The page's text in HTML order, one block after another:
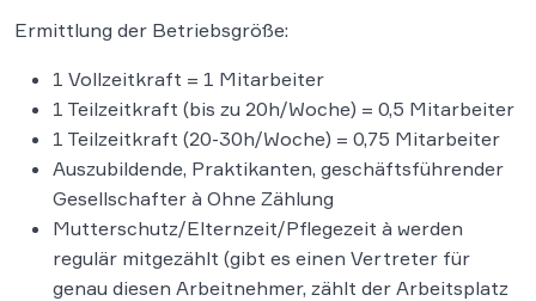
Ermittlung der Betriebsgröße:
1 Vollzeitkraft = 1 Mitarbeiter
1 Teilzeitkraft (bis zu 20h/Woche) = 0,5 Mitarbeiter
1 Teilzeitkraft (20-30h/Woche) = 0,75 Mitarbeiter
Auszubildende, Praktikanten, geschäftsführender
Gesellschafter à Ohne Zählung
Mutterschutz/Elternzeit/Pflegezeit à werden
regulär mitgezählt (gibt es einen Vertreter für
genau diesen Arbeitnehmer, zählt der Arbeitsplatz